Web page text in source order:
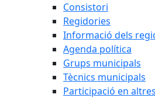
Consistori
Regidories
Informació dels
Agenda política
Grups municipals
Tècnics municipals
Participació en